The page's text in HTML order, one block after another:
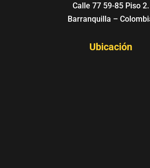
Calle 77 59-85 Piso 2.
Barranquilla –
Ubicación